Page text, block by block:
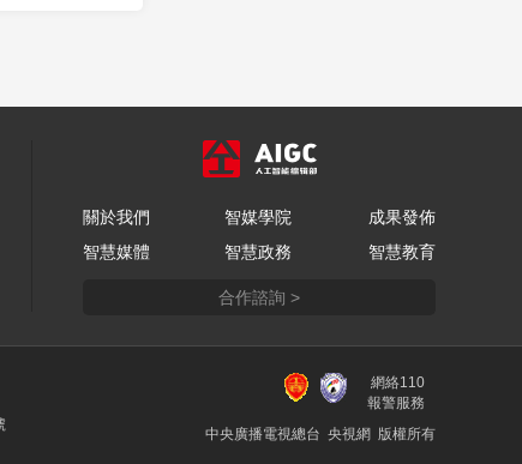
關於我們 智媒學院
成果發佈
智慧媒體
智慧政務 智慧教育
合作諮詢 >
網絡110
報警服務
中央廣播電視總台 央視網 版權所有